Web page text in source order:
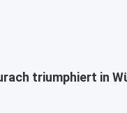
triumphiert in